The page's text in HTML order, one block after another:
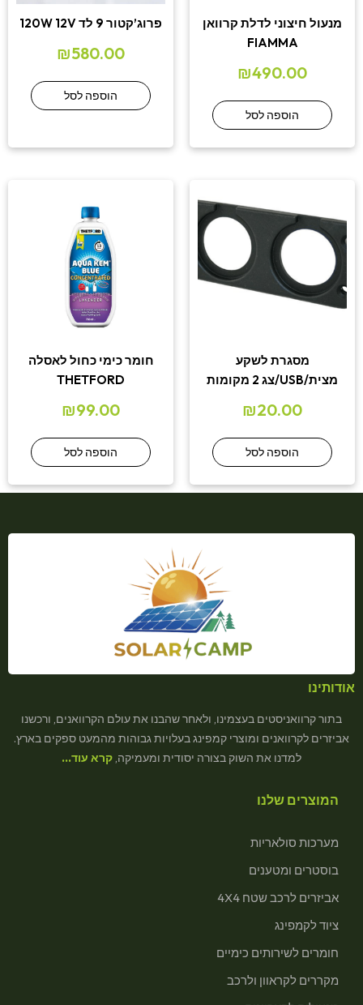
מנעול חיצוני לדלת קרוואן
FIAMMA
₪490.00
הוספה לסל
פרוג’קטור 9 לד 120W 12V
₪580.00
הוספה לסל
מסגרת לשקע
מצית/USB/צג 2 מקומות
₪20.00
הוספה לסל
חומר כימי כחול לאסלה
THETFORD
₪99.00
הוספה לסל
אודותינו
בתור קרוואניסטים בעצמינו, ולאחר שהבנו את עולם הקרוואנים, ורכשנו
אביזרים לקרוואנים ומוצרי קמפינג בעלויות גבוהות מהמעט ספקים בארץ.
למדנו את השוק בצורה יסודית ומעמיקה, קרא עוד…
המוצרים שלנו
מערכות סולאריות
בוסטרים ומטענים
אביזרים לרכב שטח 4X4
ציוד לקמפינג
חומרים לשירותים כימיים
מקררים לקראוון ולרכב